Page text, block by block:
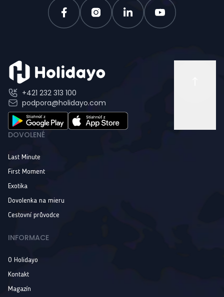
+421 232 313 100
podpora@holidayo.com
DOVOLENÉ
Last Minute
First Moment
Exotika
Dovolenka na mieru
Cestovní průvodce
INFORMACE
O Holidayo
Kontakt
Magazín